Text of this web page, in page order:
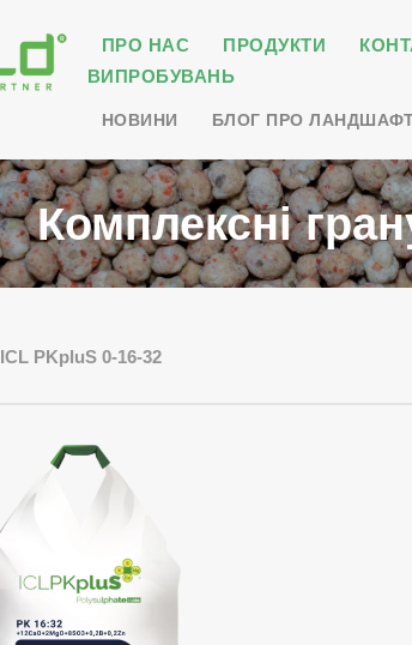
ПРО НАС ПРОДУКТИ
ВИПРОБУВАНЬ
НОВИНИ БЛОГ ПРО
Комплексні
ICL PKpluS 0-16-32